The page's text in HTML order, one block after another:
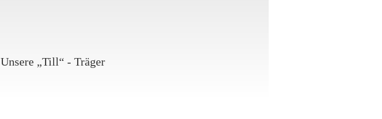
Unsere „Till“ - Träger